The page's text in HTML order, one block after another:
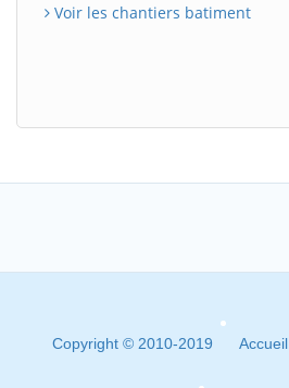
Voir les chantiers batiment
Copyright © 2010-2019 Accueil